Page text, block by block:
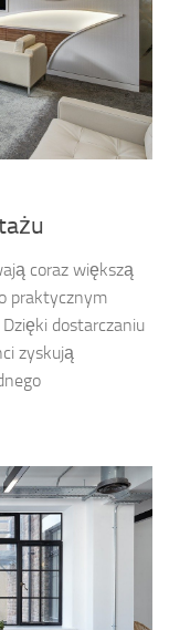
coraz większą
praktycznym
dostarczaniu
zyskują